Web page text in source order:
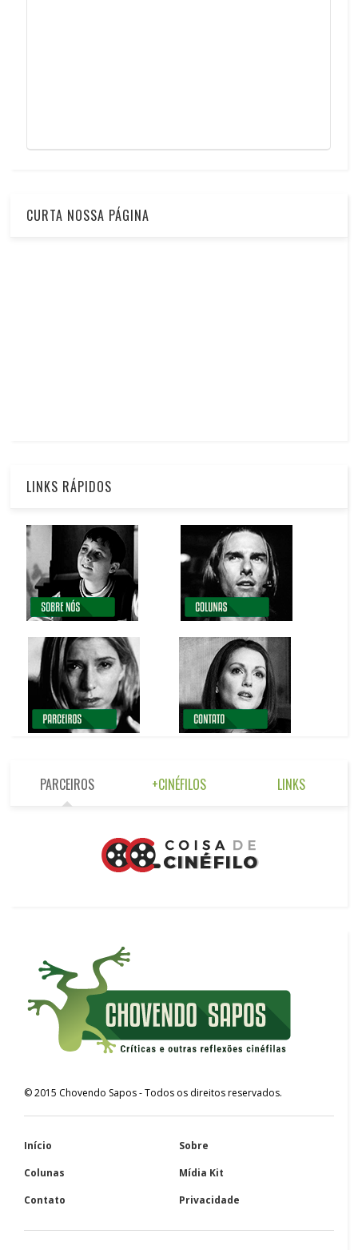
CURTA NOSSA PÁGINA
LINKS RÁPIDOS
PARCEIROS +CINÉFILOS LINKS
©2015 Chovendo Sapos- Todos os direitos reservados.
Início
Sobre
Colunas
Mídia Kit
Contato
Privacidade